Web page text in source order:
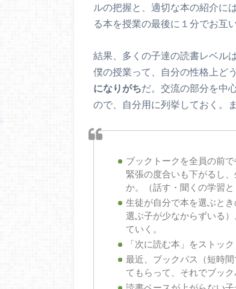
ルの把握と、適切な本の紹介に
る本を授業の最後に１分でお互
結果、多くの子達の読書レベル
僕の授業って、自分の性格上ど
になりがちだ。交流の部分を中
ので、自分用に列挙しておく。
ブックトークを全員の前
緊張の度合いも下がるし
か。（話す・聞くの学習
生徒が自分で本を選ぶと
選ぶ子が少なからずいる
ていく。
「次に読む本」をストッ
最近、ブックパス（短時
てもらって、それでブック